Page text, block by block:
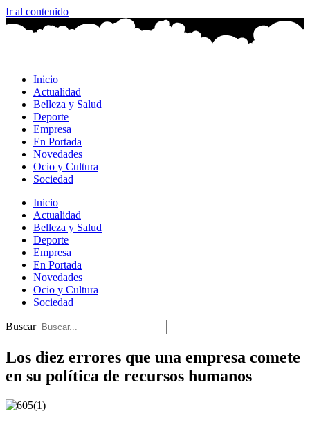
Ir al contenido
Inicio
Actualidad
Belleza y Salud
Deporte
Empresa
En Portada
Novedades
Ocio y Cultura
Sociedad
Inicio
Actualidad
Belleza y Salud
Deporte
Empresa
En Portada
Novedades
Ocio y Cultura
Sociedad
Buscar
Los diez errores que una empresa comete
en su política de recursos humanos